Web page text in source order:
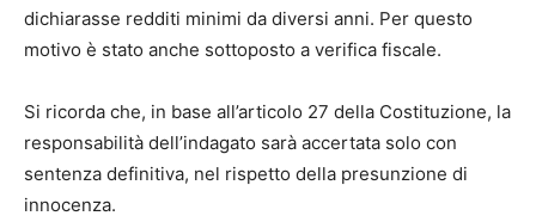
dichiarasse redditi minimi da diversi anni. Per questo
motivo è stato anche sottoposto a verifica fiscale.
Si ricorda che, in base all’articolo 27 della Costituzione, la
responsabilità dell’indagato sarà accertata solo con
sentenza definitiva, nel rispetto della presunzione di
innocenza.